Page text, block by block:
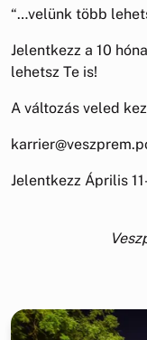
“…velünk több
Jelentkezz a 10
lehetsz Te is!
A változás veled
Jelentkezz Április